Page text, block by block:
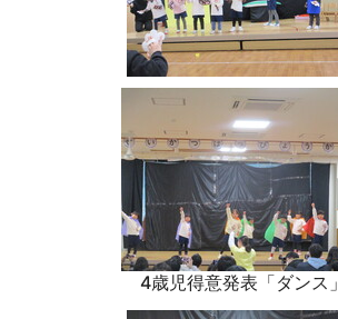
4歳児得意発表「ダンス」